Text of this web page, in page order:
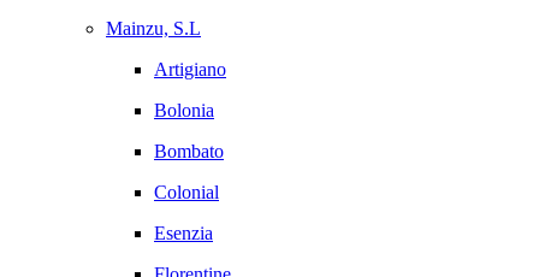
Mainzu, S.L
Artigiano
Bolonia
Bombato
Colonial
Esenzia